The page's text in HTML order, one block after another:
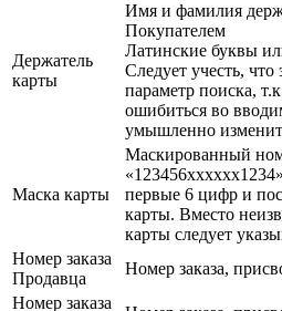
Держатель
карты
Имя и фамилия
Покупателем
Латинские буквы
Следует учесть,
параметр поиска,
ошибиться во
умышленно
Маска карты
Маскированный
первые 6 цифр и
карты. Вместо
карты следует
Номер заказа
Продавца
Номер заказа,
Номер заказа